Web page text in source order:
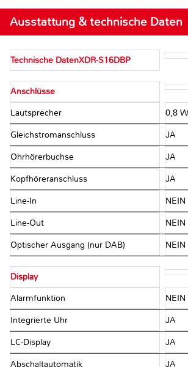
Ausstattung & technische Daten
Technische DatenXDR-S16DBP
Anschlüsse
Lautsprecher 0,8
Gleichstromanschluss JA
Ohrhörerbuchse JA
Kopfhöreranschluss JA
Line-In NEIN
Line-Out NEIN
Optischer Ausgang (nur DAB) NEIN
Display
Alarmfunktion NEIN
Integrierte Uhr JA
LC-Display JA
Abschaltautomatik JA